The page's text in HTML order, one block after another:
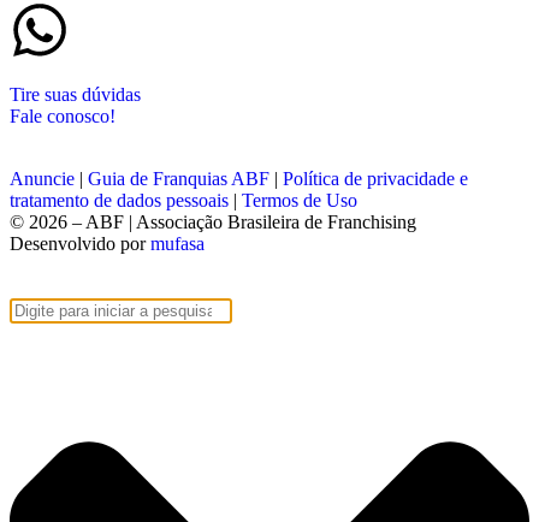
Tire suas dúvidas
Fale conosco!
Anuncie | Guia de Franquias ABF | Política de privacidade e
tratamento de dados pessoais | Termos de Uso
© 2026 – ABF | Associação Brasileira de Franchising
Desenvolvido pormufasa